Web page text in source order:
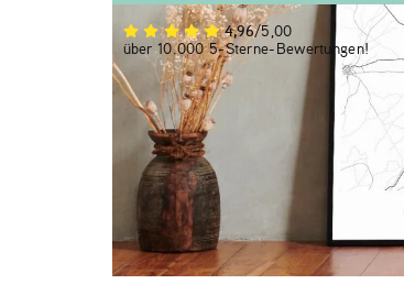
4,96/5,00
über 10.000 5-Sterne-Bewertungen!